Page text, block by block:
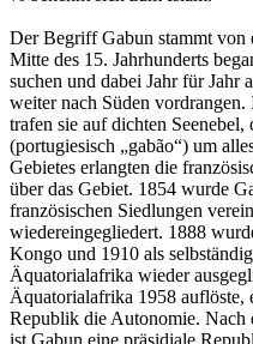
Der Begriff Gabun stammt von
Mitte des 15. Jahrhunderts
suchen und dabei Jahr für Jahr
weiter nach Süden
trafen sie auf dichten
(portugiesisch „gabão“) um
Gebietes erlangten die
über das Gebiet. 1854 wurde
französischen Siedlungen
wiedereingegliedert. 1888
Kongo und 1910 als
Äquatorialafrika wieder
Äquatorialafrika 1958 auflöste,
Republik die Autonomie. Nach